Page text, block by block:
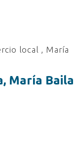
local , María
María Baila